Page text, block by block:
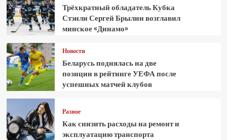
Трёхкратный обладатель Кубка
Стэнли Сергей Брылин возглавил
минское «Динамо»
Новости
Беларусь поднялась на две
позиции в рейтинге УЕФА после
успешных матчей клубов
Разное
Как снизить расходы на ремонт и
эксплуатацию транспорта